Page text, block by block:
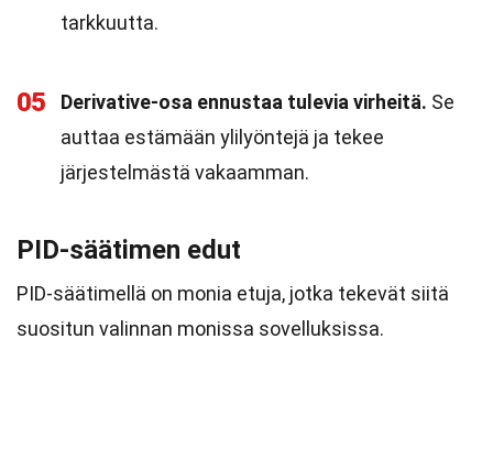
tarkkuutta.
05 Derivative-osa ennustaa tulevia virheitä. Se
auttaa estämään ylilyöntejä ja tekee
järjestelmästä vakaamman.
PID-säätimen edut
PID-säätimellä on monia etuja, jotka tekevät siitä
suositun valinnan monissa sovelluksissa.